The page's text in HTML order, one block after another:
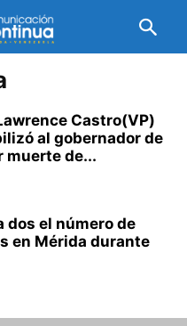
Castro(VP)
al gobernador de
muerte de...
dos el número de
en Mérida durante